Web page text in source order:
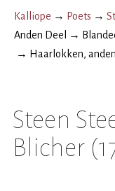
Kalliope → Poets →
Anden Deel
→
→ Haarlokken,
Steen
Blicher